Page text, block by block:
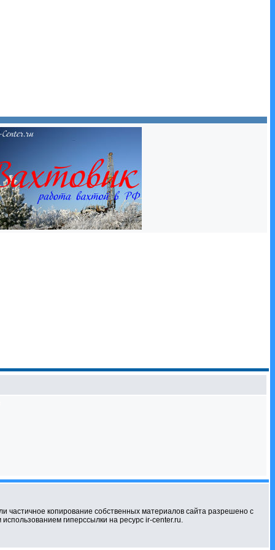
копирование собственных материалов сайта разрешено с
гиперссылки на ресурс ir-center.ru.